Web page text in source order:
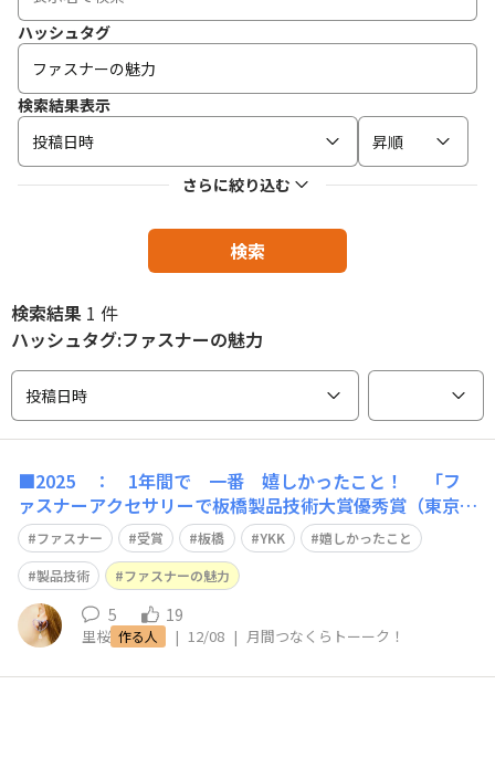
ハッシュタグ
検索結果表示
投稿日時
昇順
さらに絞り込む
検索
検索結果 1 件
ハッシュタグ:ファスナーの魅力
投稿日時
■2025 ： 1年間で 一番 嬉しかったこと！ 「フ
ァスナーアクセサリーで板橋製品技術大賞優秀賞（東京商
工会議所板橋支部賞）を受賞したこと！ ■一番のわくわ
くポイントは！？ ファスナーアクセサリーを製作してき
て、デザインで受賞したことはありましたが、製品技術と
して認められたことが本当に嬉し
ファスナー 受賞 板橋 YKK
嬉しかったこと
製品技術
ファスナーの魅力
5 19
里桜 作る人 | 12/08 | 月間つなくらトーーク！